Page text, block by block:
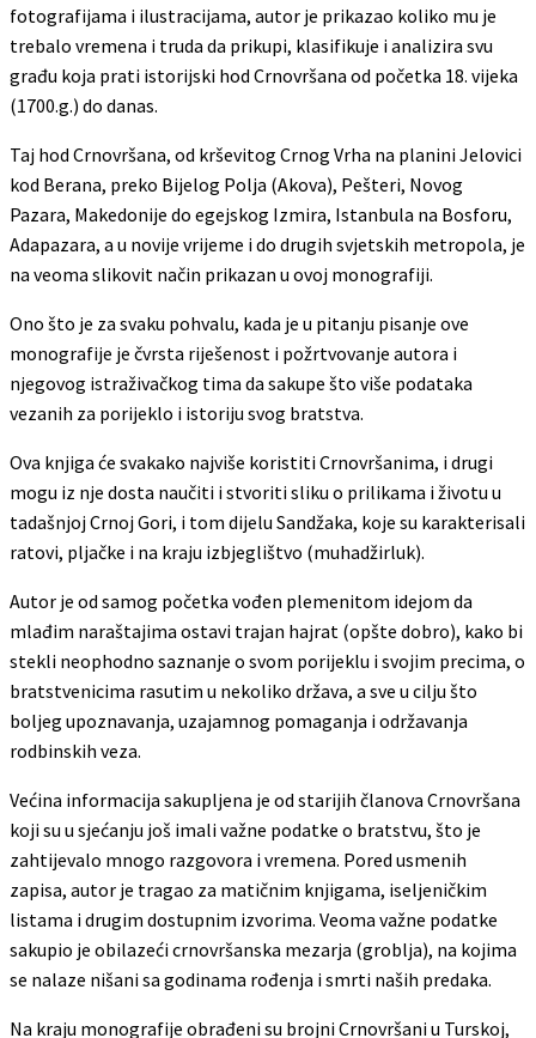
fotografijama i ilustracijama, autor je prikazao koliko mu je
trebalo vremena i truda da prikupi, klasifikuje i analizira svu
građu koja prati istorijski hod Crnovršana od početka 18. vijeka
(1700.g.) do danas.
Taj hod Crnovršana, od krševitog Crnog Vrha na planini Jelovici
kod Berana, preko Bijelog Polja (Akova), Pešteri, Novog
Pazara, Makedonije do egejskog Izmira, Istanbula na Bosforu,
Adapazara, a u novije vrijeme i do drugih svjetskih metropola, je
na veoma slikovit način prikazan u ovoj monografiji.
Ono što je za svaku pohvalu, kada je u pitanju pisanje ove
monografije je čvrsta riješenost i požrtvovanje autora i
njegovog istraživačkog tima da sakupe što više podataka
vezanih za porijeklo i istoriju svog bratstva.
Ova knjiga će svakako najviše koristiti Crnovršanima, i drugi
mogu iz nje dosta naučiti i stvoriti sliku o prilikama i životu u
tadašnjoj Crnoj Gori, i tom dijelu Sandžaka, koje su karakterisali
ratovi, pljačke i na kraju izbjeglištvo (muhadžirluk).
Autor je od samog početka vođen plemenitom idejom da
mlađim naraštajima ostavi trajan hajrat (opšte dobro), kako bi
stekli neophodno saznanje o svom porijeklu i svojim precima, o
bratstvenicima rasutim u nekoliko država, a sve u cilju što
boljeg upoznavanja, uzajamnog pomaganja i održavanja
rodbinskih veza.
Većina informacija sakupljena je od starijih članova Crnovršana
koji su u sjećanju još imali važne podatke o bratstvu, što je
zahtijevalo mnogo razgovora i vremena. Pored usmenih
zapisa, autor je tragao za matičnim knjigama, iseljeničkim
listama i drugim dostupnim izvorima. Veoma važne podatke
sakupio je obilazeći crnovršanska mezarja (groblja), na kojima
se nalaze nišani sa godinama rođenja i smrti naših predaka.
Na kraju monografije obrađeni su brojni Crnovršani u Turskoj,